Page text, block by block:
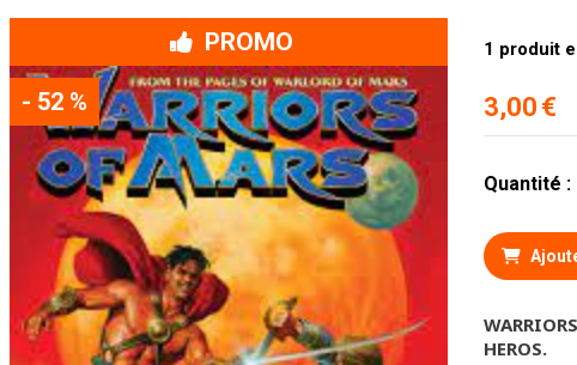
PROMO
- 52 % 3,00 €
1 produit
Quantité :
HEROS.